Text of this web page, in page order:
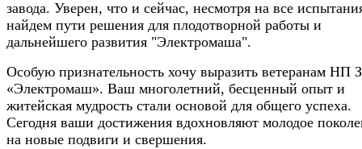
завода. Уверен, что и сейчас, несмотря на все
найдем пути решения для плодотворной работы и
дальнейшего развития "Электромаша".
Особую признательность хочу выразить ветеранам НП
«Электромаш». Ваш многолетний, бесценный опыт и
житейская мудрость стали основой для общего успеха.
Сегодня ваши достижения вдохновляют молодое
на новые подвиги и свершения.